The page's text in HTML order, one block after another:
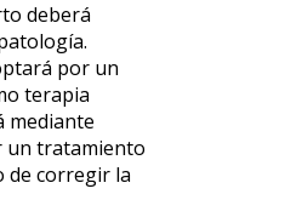
deberá
por un
terapia
mediante
un tratamiento
de corregir la